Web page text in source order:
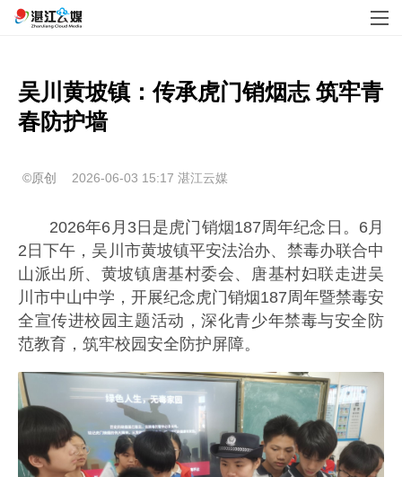
吴川黄坡镇：传承虎门销烟志 筑牢青
春防护墙
©原创 2026-06-03 15:17 湛江云媒
2026年6月3日是虎门销烟187周年纪念日。6月
2日下午，吴川市黄坡镇平安法治办、禁毒办联合中
山派出所、黄坡镇唐基村委会、唐基村妇联走进吴
川市中山中学，开展纪念虎门销烟187周年暨禁毒安
全宣传进校园主题活动，深化青少年禁毒与安全防
范教育，筑牢校园安全防护屏障。